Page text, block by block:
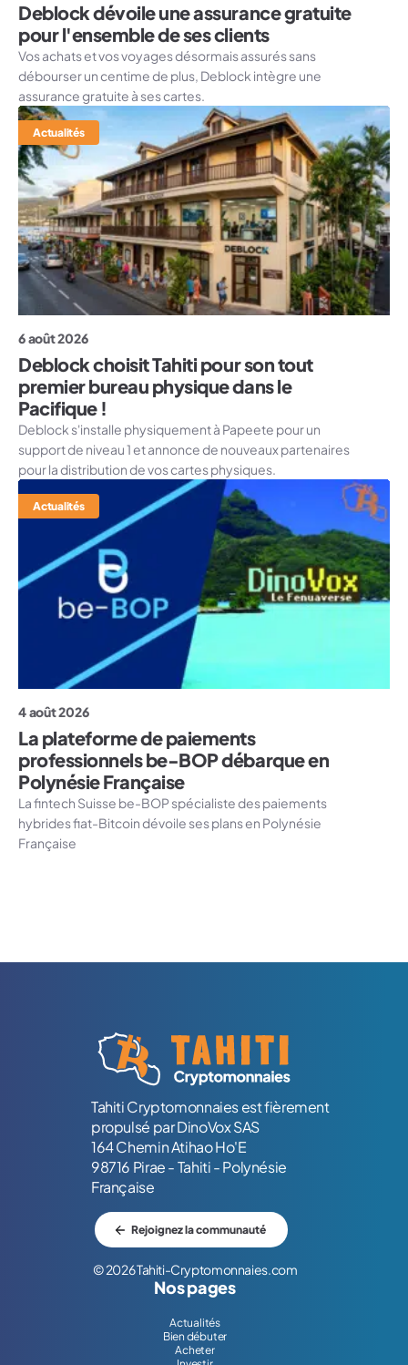
Deblock dévoile une assurance gratuite
pour l'ensemble de ses clients
Vos achats et vos voyages désormais assurés sans
débourser un centime de plus, Deblock intègre une
assurance gratuite à ses cartes.
Actualités
6 août 2026
Deblock choisit Tahiti pour son tout
premier bureau physique dans le
Pacifique !
Deblock s'installe physiquement à Papeete pour un
support de niveau 1 et annonce de nouveaux partenaires
pour la distribution de vos cartes physiques.
Actualités
4 août 2026
La plateforme de paiements
professionnels be-BOP débarque en
Polynésie Française
La fintech Suisse be-BOP spécialiste des paiements
hybrides fiat-Bitcoin dévoile ses plans en Polynésie
Française
Tahiti Cryptomonnaies est fièrement
propulsé par DinoVox SAS
164 Chemin Atihao Ho'E
98716 Pirae - Tahiti - Polynésie
Française
Rejoignez la communauté
© 2026 Tahiti-Cryptomonnaies.com
Nos pages
Actualités
Bien débuter
Acheter